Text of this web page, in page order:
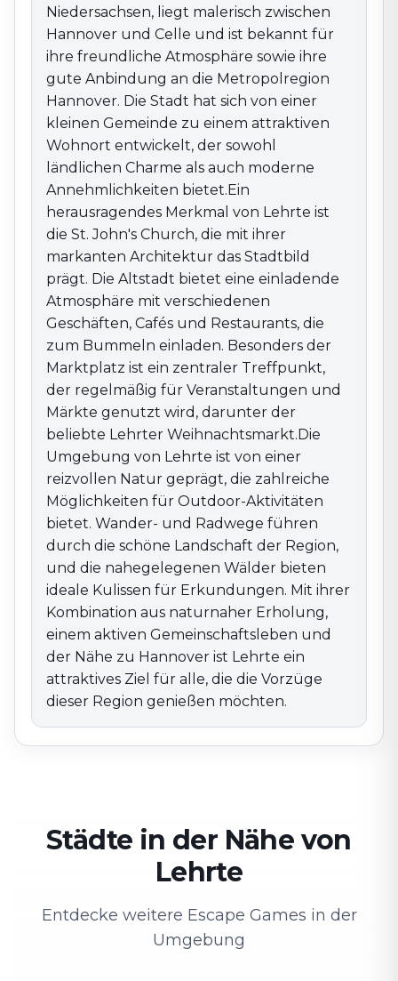
das Stadtbild prägt. Die Altstadt bietet eine einladende
Atmosphäre mit verschiedenen Geschäften, Cafés
und Restaurants, die zum Bummeln einladen.
Besonders der Marktplatz ist ein zentraler Treffpunkt,
der regelmäßig für Veranstaltungen und Märkte
genutzt wird, darunter der beliebte Lehrter
Weihnachtsmarkt.Die Umgebung von Lehrte ist von
einer reizvollen Natur geprägt, die zahlreiche
Möglichkeiten für Outdoor-Aktivitäten bietet. Wander-
und Radwege führen durch die schöne Landschaft der
Region, und die nahegelegenen Wälder bieten ideale
Kulissen für Erkundungen. Mit ihrer Kombination aus
naturnaher Erholung, einem aktiven
Gemeinschaftsleben und der Nähe zu Hannover ist
Lehrte ein attraktives Ziel für alle, die die Vorzüge
dieser Region genießen möchten.
Niedersachsen, liegt malerisch zwischen
Hannover und Celle und ist bekannt für
ihre freundliche Atmosphäre sowie ihre
gute Anbindung an die Metropolregion
Hannover. Die Stadt hat sich von einer
kleinen Gemeinde zu einem attraktiven
Wohnort entwickelt, der sowohl
ländlichen Charme als auch moderne
Annehmlichkeiten bietet.Ein
herausragendes Merkmal von Lehrte ist
die St. John's Church, die mit ihrer
markanten Architektur das Stadtbild
prägt. Die Altstadt bietet eine einladende
Atmosphäre mit verschiedenen
Geschäften, Cafés und Restaurants, die
zum Bummeln einladen. Besonders der
Marktplatz ist ein zentraler Treffpunkt,
der regelmäßig für Veranstaltungen und
Märkte genutzt wird, darunter der
beliebte Lehrter Weihnachtsmarkt.Die
Umgebung von Lehrte ist von einer
reizvollen Natur geprägt, die zahlreiche
Möglichkeiten für Outdoor-Aktivitäten
bietet. Wander- und Radwege führen
durch die schöne Landschaft der Region,
und die nahegelegenen Wälder bieten
ideale Kulissen für Erkundungen. Mit ihrer
Kombination aus naturnaher Erholung,
einem aktiven Gemeinschaftsleben und
der Nähe zu Hannover ist Lehrte ein
attraktives Ziel für alle, die die Vorzüge
dieser Region genießen möchten.
Städte in der Nähe von
Lehrte
Entdecke weitere Escape Games in der
Umgebung